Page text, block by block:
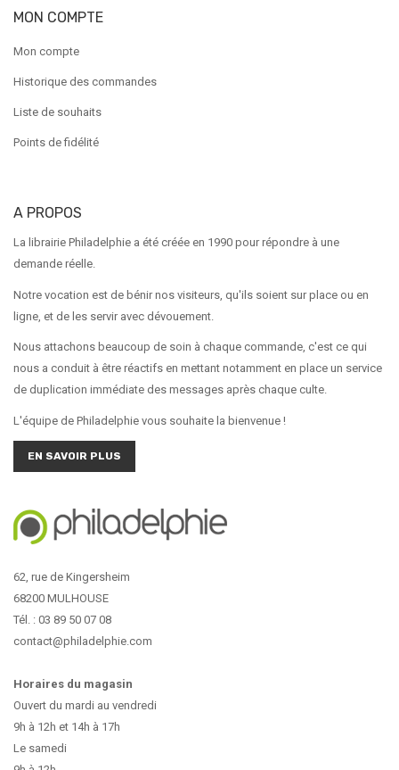
MON COMPTE
Mon compte
Historique des commandes
Liste de souhaits
Points de fidélité
A PROPOS
La librairie Philadelphie a été créée en 1990 pour répondre à une
demande réelle.
Notre vocation est de bénir nos visiteurs, qu'ils soient sur place ou en
ligne, et de les servir avec dévouement.
Nous attachons beaucoup de soin à chaque commande, c'est ce qui
nous a conduit à être réactifs en mettant notamment en place un service
de duplication immédiate des messages après chaque culte.
L'équipe de Philadelphie vous souhaite la bienvenue !
EN SAVOIR PLUS
62, rue de Kingersheim
68200 MULHOUSE
Tél. : 03 89 50 07 08
contact@philadelphie.com
Horaires du magasin
Ouvert du mardi au vendredi
9h à 12h et 14h à 17h
Le samedi